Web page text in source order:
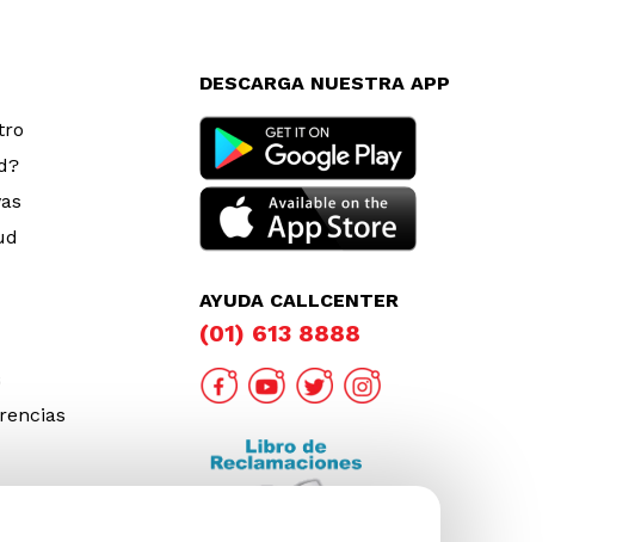
DESCARGA NUESTRA APP
AYUDA CALLCENTER
(01) 613 8888